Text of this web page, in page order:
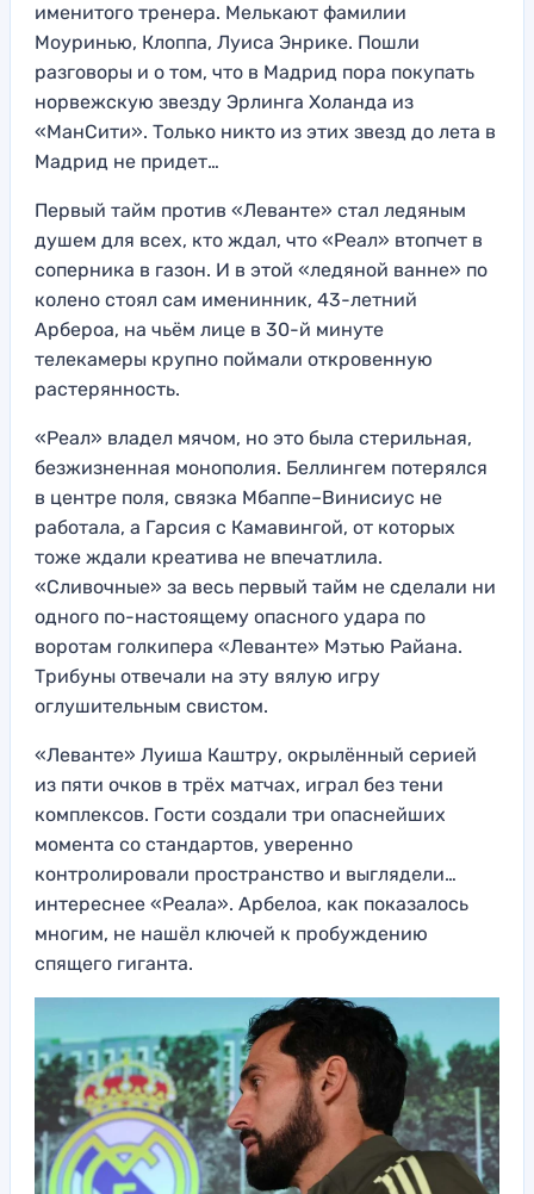
именитого тренера. Мелькают фамилии
Моуринью, Клоппа, Луиса Энрике. Пошли
разговоры и о том, что в Мадрид пора покупать
норвежскую звезду Эрлинга Холанда из
«МанСити». Только никто из этих звезд до лета в
Мадрид не придет…
Первый тайм против «Леванте» стал ледяным
душем для всех, кто ждал, что «Реал» втопчет в
соперника в газон. И в этой «ледяной ванне» по
колено стоял сам именинник, 43-летний
Арбероа, на чьём лице в 30-й минуте
телекамеры крупно поймали откровенную
растерянность.
«Реал» владел мячом, но это была стерильная,
безжизненная монополия. Беллингем потерялся
в центре поля, связка Мбаппе–Винисиус не
работала, а Гарсия с Камавингой, от которых
тоже ждали креатива не впечатлила.
«Сливочные» за весь первый тайм не сделали ни
одного по-настоящему опасного удара по
воротам голкипера «Леванте» Мэтью Райана.
Трибуны отвечали на эту вялую игру
оглушительным свистом.
«Леванте» Луиша Каштру, окрылённый серией
из пяти очков в трёх матчах, играл без тени
комплексов. Гости создали три опаснейших
момента со стандартов, уверенно
контролировали пространство и выглядели…
интереснее «Реала». Арбелоа, как показалось
многим, не нашёл ключей к пробуждению
спящего гиганта.